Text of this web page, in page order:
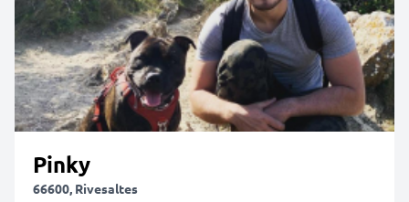
Pinky
66600, Rivesaltes